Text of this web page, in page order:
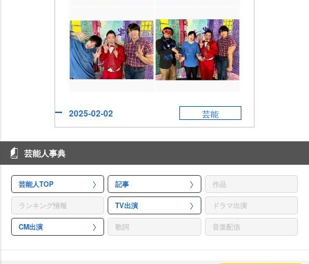
2025-02-02 芸能
芸能人事典
芸能人TOP 記事 作品
ランキング情報 TV出演 ドラマ出演
CM出演 歌詞 音楽配信